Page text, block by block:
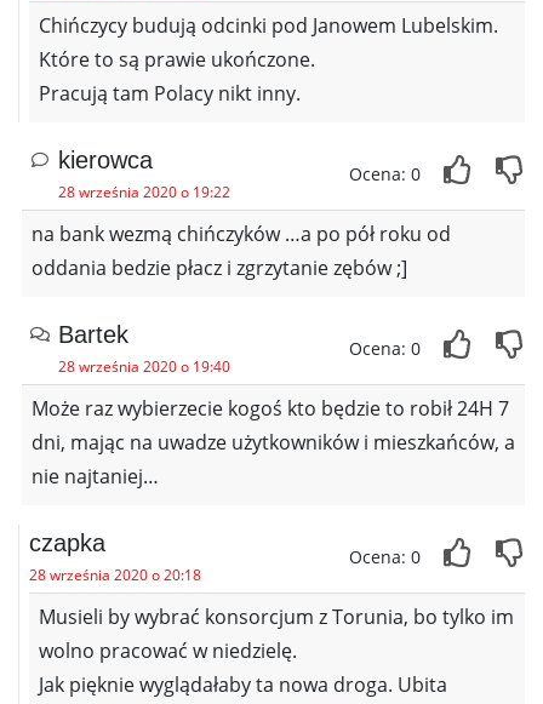
Chińczycy budują odcinki pod Janowem Lubelskim.
Które to są prawie ukończone.
Pracują tam Polacy nikt inny.
kierowca
28 września 2020 o 19:22
Ocena: 0
na bank wezmą chińczyków …a po pół roku od
oddania bedzie płacz i zgrzytanie zębów ;]
Bartek
28 września 2020 o 19:40
Ocena: 0
Może raz wybierzecie kogoś kto będzie to robił 24H 7
dni, mając na uwadze użytkowników i mieszkańców, a
nie najtaniej…
czapka
28 września 2020 o 20:18
Ocena: 0
Musieli by wybrać konsorcjum z Torunia, bo tylko im
wolno pracować w niedzielę.
Jak pięknie wyglądałaby ta nowa droga. Ubita